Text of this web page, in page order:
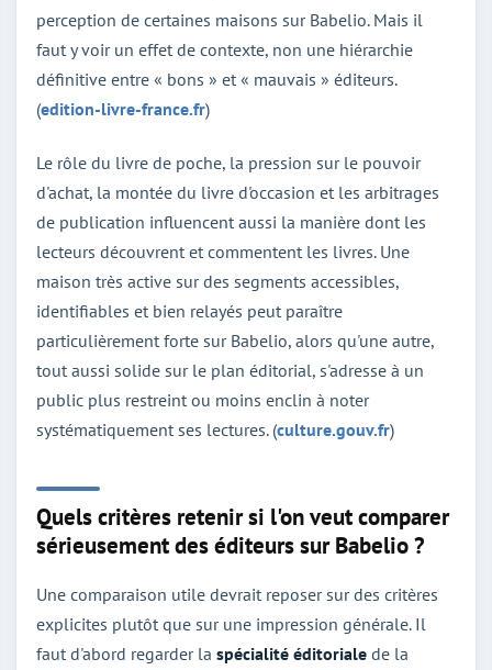
perception de certaines maisons sur Babelio. Mais il
faut y voir un effet de contexte, non une hiérarchie
définitive entre « bons » et « mauvais » éditeurs.
(edition-livre-france.fr)
Le rôle du livre de poche, la pression sur le pouvoir
d'achat, la montée du livre d'occasion et les arbitrages
de publication influencent aussi la manière dont les
lecteurs découvrent et commentent les livres. Une
maison très active sur des segments accessibles,
identifiables et bien relayés peut paraître
particulièrement forte sur Babelio, alors qu'une autre,
tout aussi solide sur le plan éditorial, s'adresse à un
public plus restreint ou moins enclin à noter
systématiquement ses lectures. (culture.gouv.fr)
Quels critères retenir si l'on veut comparer
sérieusement des éditeurs sur Babelio ?
Une comparaison utile devrait reposer sur des critères
explicites plutôt que sur une impression générale. Il
faut d'abord regarder la spécialité éditoriale de la